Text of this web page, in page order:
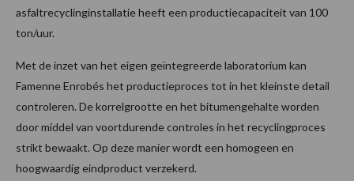
asfaltrecyclinginstallatie heeft een productiecapaciteit van 100
ton/uur.
Met de inzet van het eigen geïntegreerde laboratorium kan
Famenne Enrobés het productieproces tot in het kleinste detail
controleren. De korrelgrootte en het bitumengehalte worden
door middel van voortdurende controles in het recyclingproces
strikt bewaakt. Op deze manier wordt een homogeen en
hoogwaardig eindproduct verzekerd.